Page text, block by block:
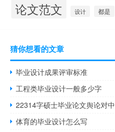
论文范文 设计 都是
猜你想看的文章
毕业设计成果评审标准
工程类毕业设计一般多少字
22314字硕士毕业论文舆论对
体育的毕业设计怎么写